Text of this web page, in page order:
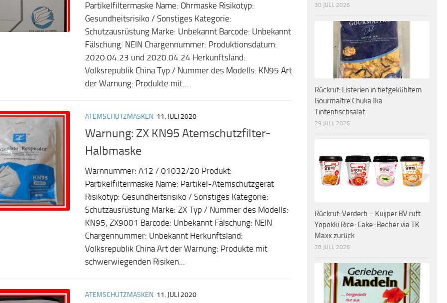
Partikelfiltermaske Name: Ohrmaske Risikotyp:
Gesundheitsrisiko / Sonstiges Kategorie:
Schutzausrüstung Marke: Unbekannt Barcode: Unbekannt
Fälschung: NEIN Chargennummer: Produktionsdatum:
2020.04.23 und 2020.04.24 Herkunftsland:
Volksrepublik China Typ / Nummer des Modells: KN95 Art
der Warnung: Produkte mit...
ATEMSCHUTZMASKEN 11. JULI 2020
Warnung: ZX KN95 Atemschutzfilter-
Halbmaske
Warnnummer: A12 / 01032/20 Produkt:
Partikelfiltermaske Name: Partikel-Atemschutzgerät
Risikotyp: Gesundheitsrisiko / Sonstiges Kategorie:
Schutzausrüstung Marke: ZX Typ / Nummer des Modells:
KN95, ZX9001 Barcode: Unbekannt Fälschung: NEIN
Chargennummer: Unbekannt Herkunftsland:
Volksrepublik China Art der Warnung: Produkte mit
schwerwiegenden Risiken...
ATEMSCHUTZMASKEN 11. JULI 2020
30 JULI, 2026
Rückruf: Listerien in tiefgekühltem
Gourmaître Chuka Ika
Tintenfischsalat
29 JULI, 2026
Rückruf: Verderb – Kuijper BV ruft
Yopokki Rice-Cake-Becher via TK
Maxx zurück
28 JULI, 2026